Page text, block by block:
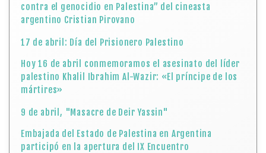
contra el genocidio en Palestina” del cineasta
argentino Cristian Pirovano
17 de abril: Día del Prisionero Palestino
Hoy 16 de abril conmemoramos el asesinato del líder
palestino Khalil Ibrahim Al-Wazir: «El príncipe de los
mártires»
9 de abril, "Masacre de Deir Yassin"
Embajada del Estado de Palestina en Argentina
participó en la apertura del IX Encuentro